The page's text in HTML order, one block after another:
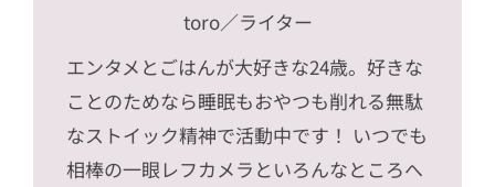
toro／ライター
エンタメとごはんが大好きな24歳。好きな
ことのためなら睡眠もおやつも削れる無駄
なストイック精神で活動中です！ いつでも
相棒の一眼レフカメラといろんなところへ